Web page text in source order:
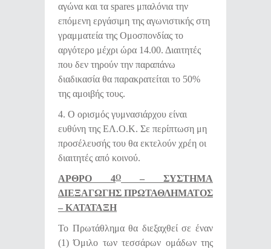
αγώνα και τα spares μπαλόνια την
επόμενη εργάσιμη της αγωνιστικής στη
γραμματεία της Ομοσπονδίας το
αργότερο μέχρι ώρα 14.00. Διαιτητές
που δεν τηρούν την παραπάνω
διαδικασία θα παρακρατείται το 50%
της αμοιβής τους.
4. Ο ορισμός γυμνασιάρχου είναι
ευθύνη της ΕΛ.Ο.Κ. Σε περίπτωση μη
προσέλευσής του θα εκτελούν χρέη οι
διαιτητές από κοινού.
ΑΡΘΡΟ 4Ο
– ΣΥΣΤΗΜΑ
ΔΙΕΞΑΓΩΓΗΣ ΠΡΩΤΑΘΛΗΜΑΤΟΣ
– ΚΑΤΑΤΑΞΗ
Το Πρωτάθλημα θα διεξαχθεί σε έναν
(1) Όμιλο των τεσσάρων ομάδων της